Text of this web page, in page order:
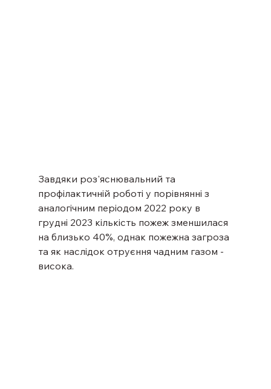
Завдяки роз'яснювальний та
профілактичній роботі у порівнянні з
аналогічним періодом 2022 року в
грудні 2023 кількість пожеж зменшилася
на близько 40%, однак пожежна загроза
та як наслідок отруєння чадним газом -
висока.